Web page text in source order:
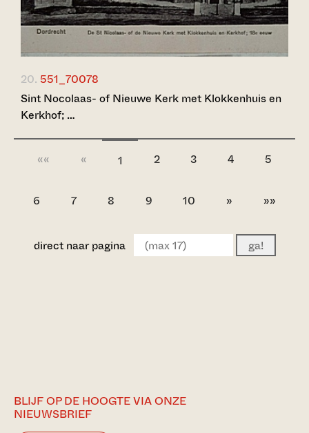
20. 551_70078
Sint Nocolaas- of Nieuwe Kerk met Klokkenhuis en
Kerkhof; …
«« « 1 2 3 4 5
6 7 8 9 10 » »»
direct naar pagina ga!
BLIJF OP DE HOOGTE VIA ONZE
NIEUWSBRIEF